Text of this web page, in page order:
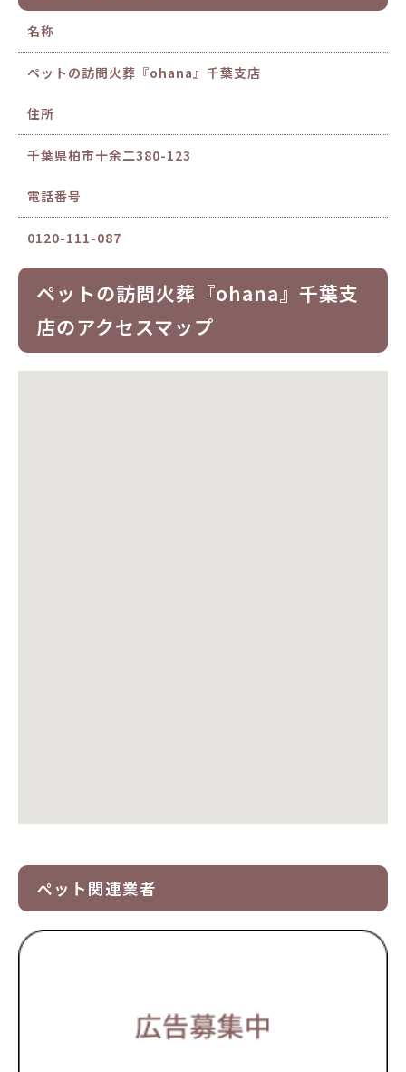
名称
ペットの訪問火葬『ohana』千葉支店
住所
千葉県柏市十余二380-123
電話番号
0120-111-087
ペットの訪問火葬『ohana』千葉支
店のアクセスマップ
ペット関連業者